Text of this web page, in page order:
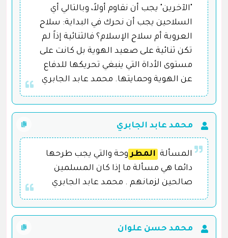
"الآخرين" يجب أن نقاوم أولاً، وبالتالي أي
السلاحين يجب أن نحرك في البداية: سلاح
العروبة أم سلاح الإسلام؟ فالثنائية إذاً لم
تكن ثنائية على صعيد الهوية بل كانت على
مستوى الأداة التي ينبغي تحريكها للدفاع
عن الهوية وحمايتها. محمد عابد الجابري
محمد عابد الجابري
المسألة المطر وحة والتي يجب طرحها
دائما هي مسألة ما إذا كان المسلمين
صالحين لزمانهم . محمد عابد الجابري
محمد حسن علوان